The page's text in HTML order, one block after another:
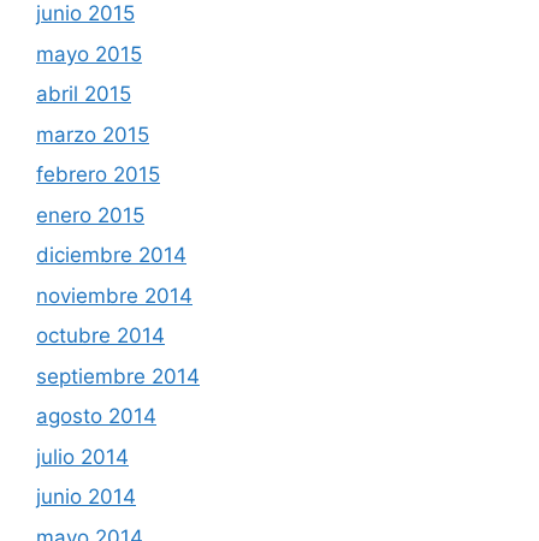
junio 2015
mayo 2015
abril 2015
marzo 2015
febrero 2015
enero 2015
diciembre 2014
noviembre 2014
octubre 2014
septiembre 2014
agosto 2014
julio 2014
junio 2014